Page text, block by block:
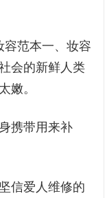
容范本一、妆容
会的新鲜人类
嫩。
携带用来补
信爱人维修的